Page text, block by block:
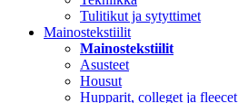
Tulitikut ja sytyttimet
Mainostekstiilit
Mainostekstiilit
Asusteet
Housut
Hupparit, colleget ja fleecet